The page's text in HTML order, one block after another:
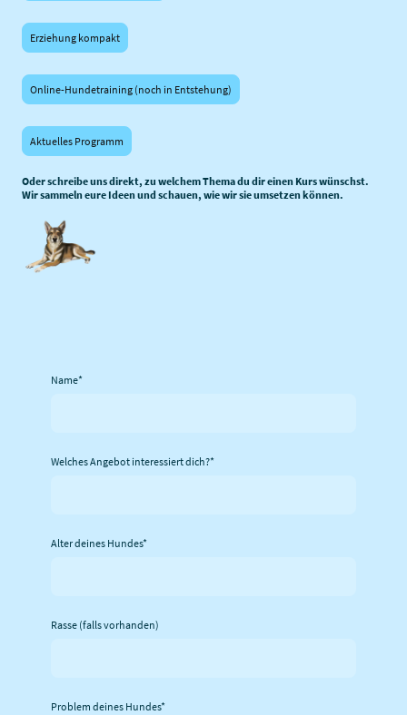
Erziehung kompakt
Online-Hundetraining (noch in Entstehung)
Aktuelles Programm
Oder schreibe uns direkt, zu welchem Thema du dir einen Kurs wünschst.
Wir sammeln eure Ideen und schauen, wie wir sie umsetzen können.
Name*
Welches Angebot interessiert dich?*
Alter deines Hundes*
Rasse (falls vorhanden)
Problem deines Hundes*